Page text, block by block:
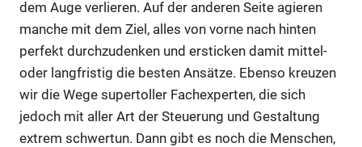
dem Auge verlieren. Auf der anderen Seite agieren
manche mit dem Ziel, alles von vorne nach hinten
perfekt durchzudenken und ersticken damit mittel-
oder langfristig die besten Ansätze. Ebenso kreuzen
wir die Wege supertoller Fachexperten, die sich
jedoch mit aller Art der Steuerung und Gestaltung
extrem schwertun. Dann gibt es noch die Menschen,